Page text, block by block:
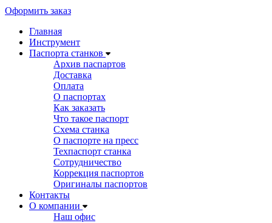
Оформить заказ
Главная
Инструмент
Паспорта станков
Архив паспартов
Доставка
Оплата
О паспортах
Как заказать
Что такое паспорт
Схема станка
О паспорте на пресс
Техпаспорт станка
Сотрудничество
Коррекция паспортов
Оригиналы паспортов
Контакты
О компании
Наш офис